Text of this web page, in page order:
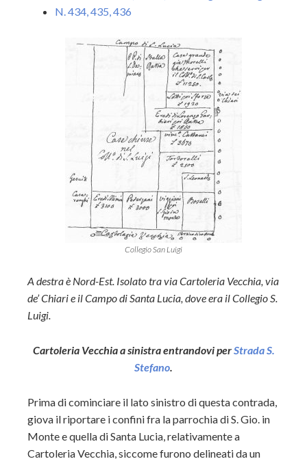
N. 434, 435, 436
Collegio San Luigi
A destra è Nord-Est. Isolato tra via Cartoleria Vecchia, via
de’ Chiari e il Campo di Santa Lucia, dove era il Collegio S.
Luigi.
Cartoleria Vecchia a sinistra entrandovi perStrada S.
Stefano.
Prima di cominciare il lato sinistro di questa contrada,
giova il riportare i confini fra la parrochia di S. Gio. in
Monte e quella di Santa Lucia, relativamente a
Cartoleria Vecchia, siccome furono delineati da un